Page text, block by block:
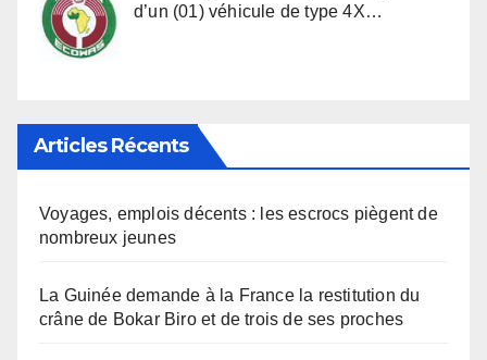
d’un (01) véhicule de type 4X…
Articles Récents
Voyages, emplois décents : les escrocs piègent de
nombreux jeunes
La Guinée demande à la France la restitution du
crâne de Bokar Biro et de trois de ses proches